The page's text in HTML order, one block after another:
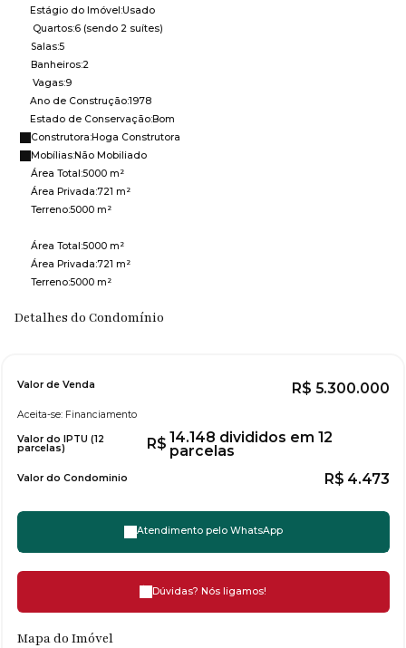
Estágio do Imóvel:Usado
Quartos:6 (sendo 2 suítes)
Salas:5
Banheiros:2
Vagas:9
Ano de Construção:1978
Estado de Conservação:Bom
Construtora:Hoga Construtora
Mobílias:Não Mobiliado
Área Total:5000 m²
Área Privada:721 m²
Terreno:5000 m²
Área Total:5000 m²
Área Privada:721 m²
Terreno:5000 m²
Detalhes do Condomínio
R$ 5.300.000
Valor de Venda
Aceita-se: Financiamento
Valor do IPTU (12
parcelas) R$ 14.148 divididos em 12
parcelas
Valor do Condominio R$ 4.473
Atendimento pelo WhatsApp
Dúvidas? Nós ligamos!
Mapa do Imóvel